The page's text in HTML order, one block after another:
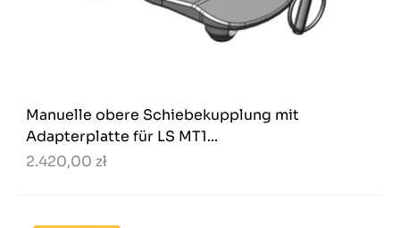
Manuelle obere Schiebekupplung mit
Adapterplatte für LS MT1...
2.420,00 zł